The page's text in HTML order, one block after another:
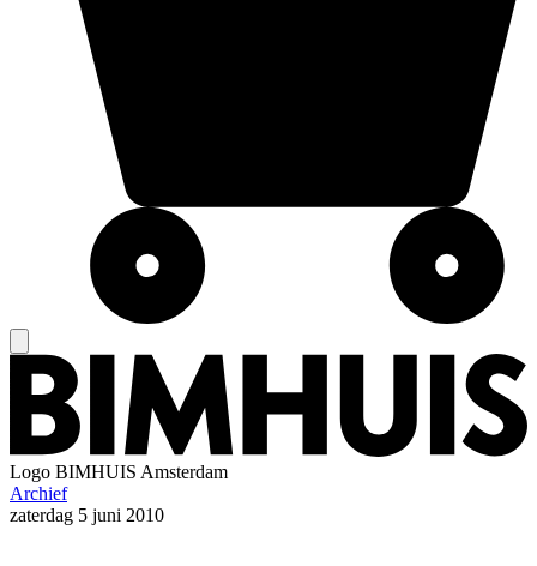
Logo BIMHUIS Amsterdam
Archief
zaterdag 5 juni 2010